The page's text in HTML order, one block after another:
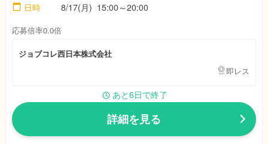
日時
8/17(月) 15:00～20:00
応募倍率0.0倍
ジョブコレ西日本株式会社
即レス
あと6日で終了
詳細を見る